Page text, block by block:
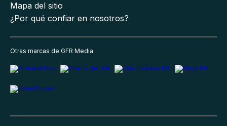
Mapa del sitio
¿Por qué confiar en nosotros?
Otras marcas de GFR Media